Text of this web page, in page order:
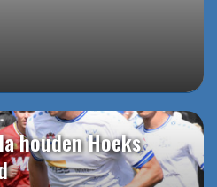
houden Hoeks